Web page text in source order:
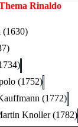
Rinaldo
(1630)
(1752)
(1772)
Knoller (1782)